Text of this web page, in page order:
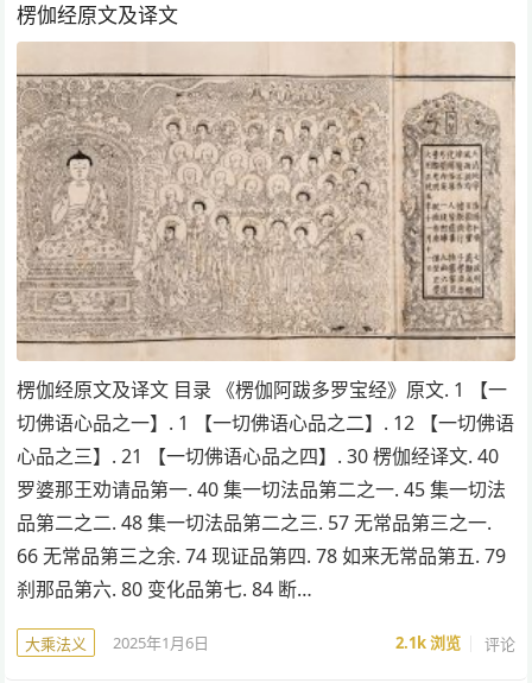
楞伽经原文及译文
楞伽经原文及译文 目录 《楞伽阿跋多罗宝经》原文. 1 【一
切佛语心品之一】. 1 【一切佛语心品之二】. 12 【一切佛语
心品之三】. 21 【一切佛语心品之四】. 30 楞伽经译文. 40
罗婆那王劝请品第一. 40 集一切法品第二之一. 45 集一切法
品第二之二. 48 集一切法品第二之三. 57 无常品第三之一.
66 无常品第三之余. 74 现证品第四. 78 如来无常品第五. 79
刹那品第六. 80 变化品第七. 84 断…
大乘法义 2025年1月6日 2.1k浏览 评论